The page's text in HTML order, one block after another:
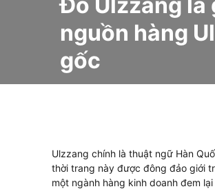
nguồn hàng
gốc
Ulzzang chính là thuật ngữ Hàn
thời trang này được đông đảo giới
một ngành hàng kinh doanh đem